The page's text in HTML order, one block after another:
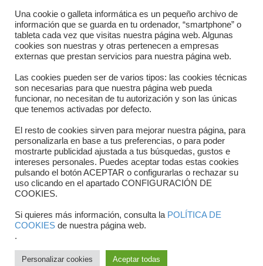
Directorio departamentos
Horario
Formulario de contacto
Copyright © 2025 FTCV
Una cookie o galleta informática es un pequeño archivo de
información que se guarda en tu ordenador, “smartphone” o
tableta cada vez que visitas nuestra página web. Algunas
cookies son nuestras y otras pertenecen a empresas
externas que prestan servicios para nuestra página web.
Las cookies pueden ser de varios tipos: las cookies técnicas
son necesarias para que nuestra página web pueda
funcionar, no necesitan de tu autorización y son las únicas
que tenemos activadas por defecto.
El resto de cookies sirven para mejorar nuestra página, para
personalizarla en base a tus preferencias, o para poder
mostrarte publicidad ajustada a tus búsquedas, gustos e
intereses personales. Puedes aceptar todas estas cookies
pulsando el botón ACEPTAR o configurarlas o rechazar su
uso clicando en el apartado CONFIGURACIÓN DE
COOKIES.
Si quieres más información, consulta la POLÍTICA DE
COOKIES de nuestra página web.
.
Personalizar cookies Aceptar todas